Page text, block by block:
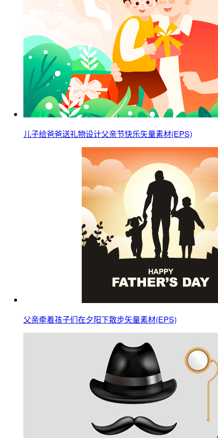
儿子给爸爸送礼物设计父亲节快乐矢量素材(EPS)
父亲牵着孩子们在夕阳下散步矢量素材(EPS)